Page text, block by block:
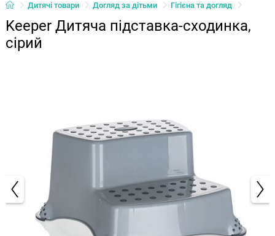
Дитячі товари Догляд за дітьми Гігієна та догляд
Keeper Дитяча підставка-сходинка,
сірий